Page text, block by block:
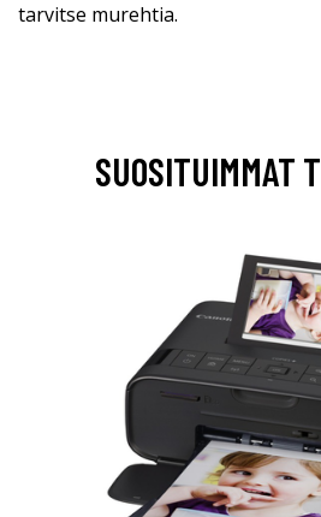
tarvitse murehtia.
SUOSITUIMMAT